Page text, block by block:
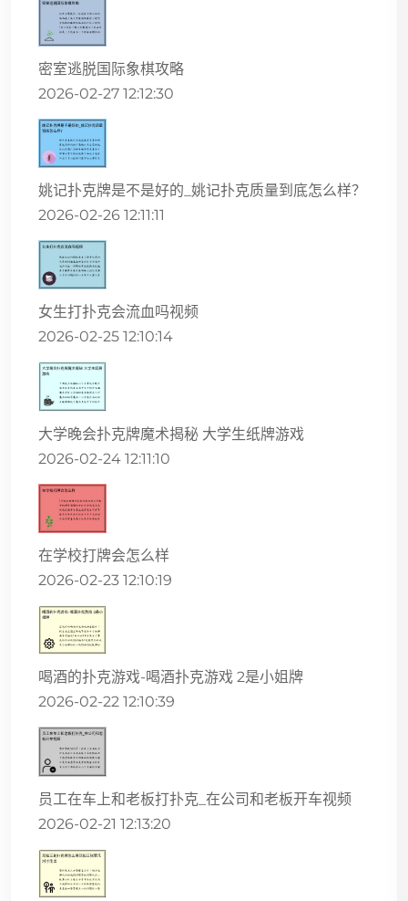
密室逃脱国际象棋攻略
2026-02-27 12:12:30
姚记扑克牌是不是好的_姚记扑克质量到底怎么样？
2026-02-26 12:11:11
女生打扑克会流血吗视频
2026-02-25 12:10:14
大学晚会扑克牌魔术揭秘 大学生纸牌游戏
2026-02-24 12:11:10
在学校打牌会怎么样
2026-02-23 12:10:19
喝酒的扑克游戏-喝酒扑克游戏 2是小姐牌
2026-02-22 12:10:39
员工在车上和老板打扑克_在公司和老板开车视频
2026-02-21 12:13:20